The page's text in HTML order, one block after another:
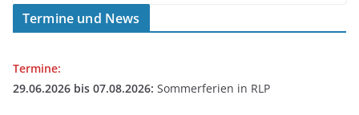
Termine und News
Termine:
29.06.2026 bis 07.08.2026: Sommerferien in RLP